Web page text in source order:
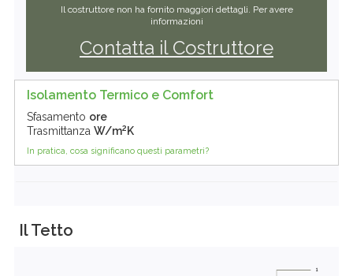
Il costruttore non ha fornito maggiori dettagli. Per avere
informazioni
Contatta il Costruttore
Isolamento Termico e Comfort
Sfasamento ore
Trasmittanza W/m2 K
In pratica, cosa significano questi parametri?
Il Tetto